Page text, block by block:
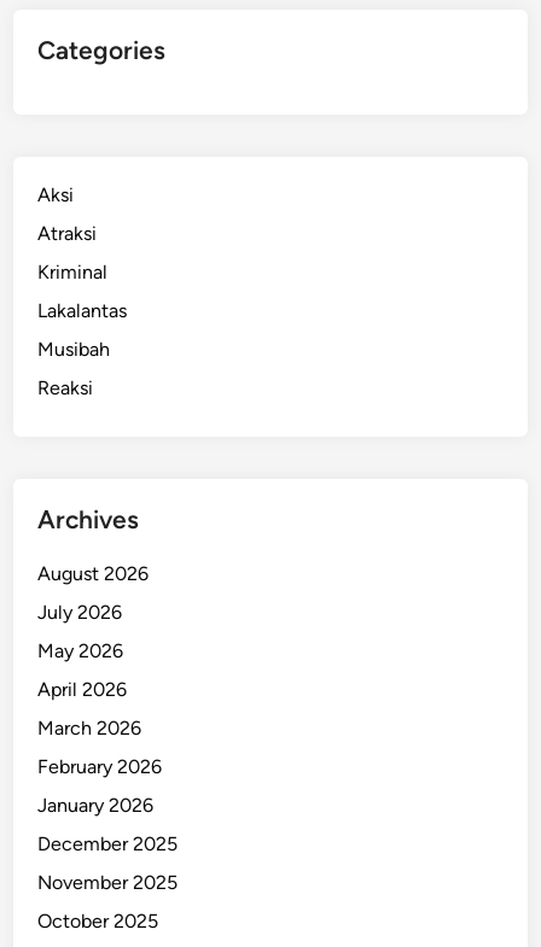
Categories
Aksi
Atraksi
Kriminal
Lakalantas
Musibah
Reaksi
Archives
August 2026
July 2026
May 2026
April 2026
March 2026
February 2026
January 2026
December 2025
November 2025
October 2025